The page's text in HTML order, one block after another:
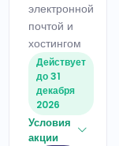
электронной
почтой и
хостингом
Действует
до 31
декабря
2026
Условия
акции